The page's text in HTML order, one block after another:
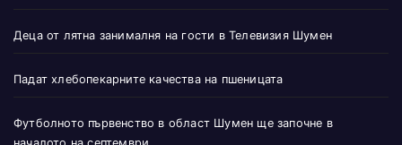
Деца от лятна занималня на гости в Телевизия Шумен
Падат хлебопекарните качества на пшеницата
Футболното първенство в област Шумен ще започне в